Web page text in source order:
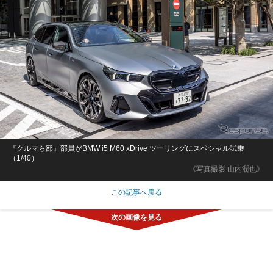
《写真撮影 山内潤也》
『クルマら部』部員がBMW i5 M60 xDrive ツーリングにスペシャル試乗
（1/40）
この記事へ戻る